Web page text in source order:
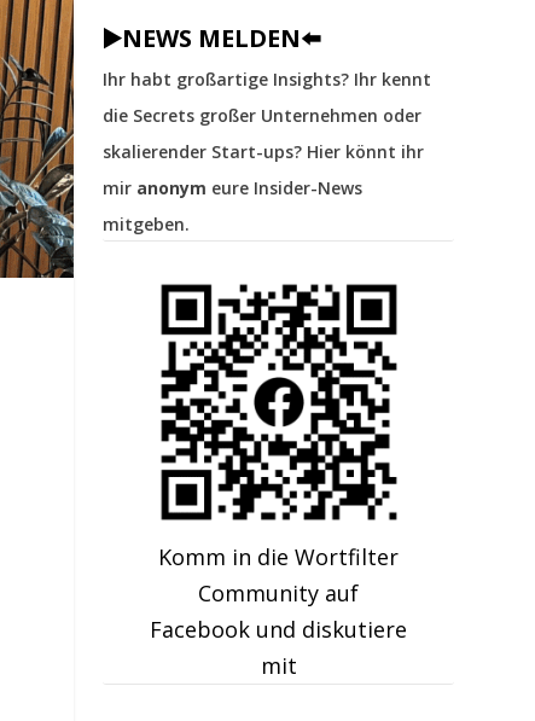
▶️NEWS MELDEN⬅️
Ihr habt großartige Insights? Ihr kennt
die Secrets großer Unternehmen oder
skalierender Start-ups? Hier könnt ihr
mir anonym eure Insider-News
mitgeben.
Komm in die Wortfilter
Community auf
Facebook und diskutiere
mit